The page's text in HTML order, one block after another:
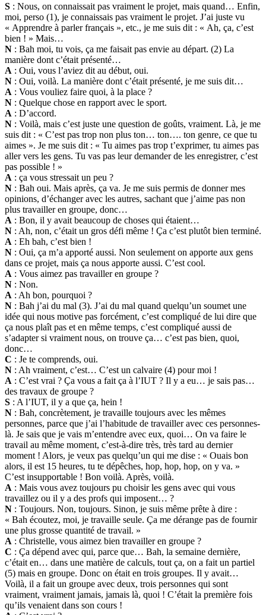
S : Nous, on connaissait pas vraiment le projet, mais quand… Enfin,
moi, perso (1), je connaissais pas vraiment le projet. J’ai juste vu
« Apprendre à parler français », etc., je me suis dit : « Ah, ça, c’est
bien ! » Mais…
N : Bah moi, tu vois, ça me faisait pas envie au départ. (2) La
manière dont c’était présenté…
A : Oui, vous l’aviez dit au début, oui.
N : Oui, voilà. La manière dont c’était présenté, je me suis dit…
A : Vous vouliez faire quoi, à la place ?
N : Quelque chose en rapport avec le sport.
A : D’accord.
N : Voilà, mais c’est juste une question de goûts, vraiment. Là, je me
suis dit : « C’est pas trop non plus ton… ton…. ton genre, ce que tu
aimes ». Je me suis dit : « Tu aimes pas trop t’exprimer, tu aimes pas
aller vers les gens. Tu vas pas leur demander de les enregistrer, c’est
pas possible ! »
A : ça vous stressait un peu ?
N : Bah oui. Mais après, ça va. Je me suis permis de donner mes
opinions, d’échanger avec les autres, sachant que j’aime pas non
plus travailler en groupe, donc…
A : Bon, il y avait beaucoup de choses qui étaient…
N : Ah, non, c’était un gros défi même ! Ça c’est plutôt bien terminé.
A : Eh bah, c’est bien !
N : Oui, ça m’a apporté aussi. Non seulement on apporte aux gens
dans ce projet, mais ça nous apporte aussi. C’est cool.
A : Vous aimez pas travailler en groupe ?
N : Non.
A : Ah bon, pourquoi ?
N : Bah j’ai du mal (3). J’ai du mal quand quelqu’un soumet une
idée qui nous motive pas forcément, c’est compliqué de lui dire que
ça nous plaît pas et en même temps, c’est compliqué aussi de
s’adapter si vraiment nous, on trouve ça… c’est pas bien, quoi,
donc…
C : Je te comprends, oui.
N : Ah vraiment, c’est… C’est un calvaire (4) pour moi !
A : C’est vrai ? Ça vous a fait ça à l’IUT ? Il y a eu… je sais pas…
des travaux de groupe ?
S : A l’IUT, il y a que ça, hein !
N : Bah, concrètement, je travaille toujours avec les mêmes
personnes, parce que j’ai l’habitude de travailler avec ces personnes-
là. Je sais que je vais m’entendre avec eux, quoi… On va faire le
travail au même moment, c’est-à-dire très, très tard au dernier
moment ! Alors, je veux pas quelqu’un qui me dise : « Ouais bon
alors, il est 15 heures, tu te dépêches, hop, hop, hop, on y va. »
C’est insupportable ! Bon voilà. Après, voilà.
A : Mais vous avez toujours pu choisir les gens avec qui vous
travaillez ou il y a des profs qui imposent… ?
N : Toujours. Non, toujours. Sinon, je suis même prête à dire :
« Bah écoutez, moi, je travaille seule. Ça me dérange pas de fournir
une plus grosse quantité de travail. »
A : Christelle, vous aimez bien travailler en groupe ?
C : Ça dépend avec qui, parce que… Bah, la semaine dernière,
c’était en… dans une matière de calculs, tout ça, on a fait un partiel
(5) mais en groupe. Donc on était en trois groupes. Il y avait…
Voilà, il a fait un groupe avec deux, trois personnes qui sont
vraiment, vraiment jamais, jamais là, quoi ! C’était la première fois
qu’ils venaient dans son cours !